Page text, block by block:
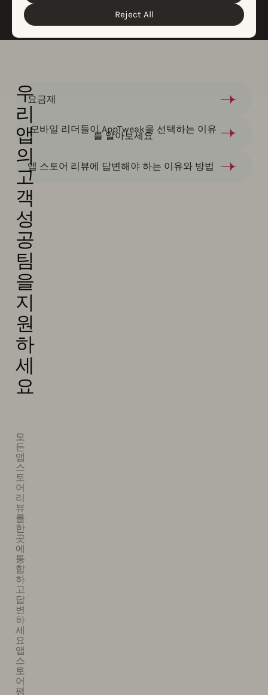
Reject All
요금제
모바일 리더들이 AppTweak을 선택하는 이유
를 알아보세요​
앱 스토어 리뷰에 답변해야 하는 이유와 방법
우
리
앱
의
고
객
성
공
팀
을
지
원
하
세
요
모
든
앱
스
토
어
리
뷰
를
한
곳
에
통
합
하
고
답
변
하
세
요​
앱
스
토
어
평